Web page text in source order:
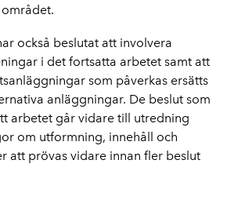
också beslutat att involvera
i det fortsatta arbetet samt att
som påverkas ersätts
anläggningar. De beslut som
arbetet går vidare till utredning
om utformning, innehåll och
att prövas vidare innan fler beslut